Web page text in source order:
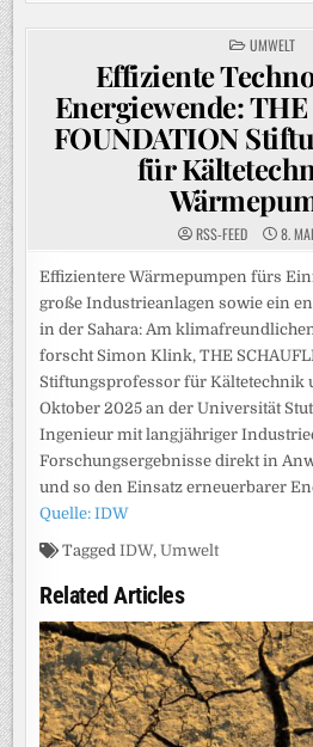
POSTED
IN
UMWELT
Effiziente
Energiewende:
FOUNDATION
für
RSS-FEED 8.
Effizientere Wärmepumpen fürs
große Industrieanlagen sowie ein
in der Sahara: Am
forscht Simon Klink, THE
Stiftungsprofessor für Kältetechnik
Oktober 2025 an der Universität
Ingenieur mit langjähriger
Forschungsergebnisse direkt in
und so den Einsatz erneuerbarer
Quelle: IDW
TaggedIDW,Umwelt
Related Articles